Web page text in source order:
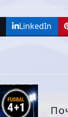
LinkedIn